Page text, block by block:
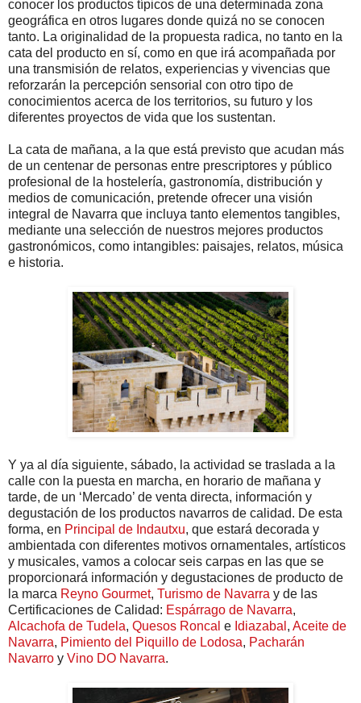
conocer los productos típicos de una determinada zona
geográfica en otros lugares donde quizá no se conocen
tanto. La originalidad de la propuesta radica, no tanto en la
cata del producto en sí, como en que irá acompañada por
una transmisión de relatos, experiencias y vivencias que
reforzarán la percepción sensorial con otro tipo de
conocimientos acerca de los territorios, su futuro y los
diferentes proyectos de vida que los sustentan.
La cata de mañana, a la que está previsto que acudan más
de un centenar de personas entre prescriptores y público
profesional de la hostelería, gastronomía, distribución y
medios de comunicación, pretende ofrecer una visión
integral de Navarra que incluya tanto elementos tangibles,
mediante una selección de nuestros mejores productos
gastronómicos, como intangibles: paisajes, relatos, música
e historia.
Y ya al día siguiente, sábado, la actividad se traslada a la
calle con la puesta en marcha, en horario de mañana y
tarde, de un ‘Mercado’ de venta directa, información y
degustación de los productos navarros de calidad. De esta
forma, en Principal de Indautxu, que estará decorada y
ambientada con diferentes motivos ornamentales, artísticos
y musicales, vamos a colocar seis carpas en las que se
proporcionará información y degustaciones de producto de
la marca Reyno Gourmet, Turismo de Navarra y de las
Certificaciones de Calidad: Espárrago de Navarra,
Alcachofa de Tudela, Quesos Roncal e Idiazabal , Aceite de
Navarra, Pimiento del Piquillo de Lodosa, Pacharán
Navarro y Vino DO Navarra.